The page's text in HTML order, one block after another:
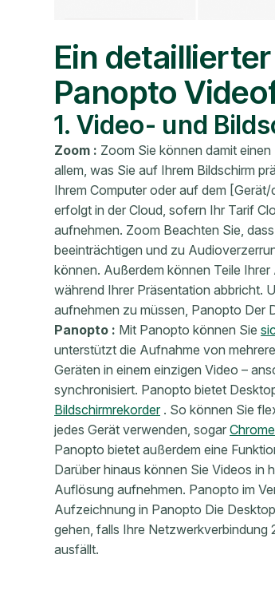
Ein
Panopto
1. Video- und
Zoom : Zoom Sie können damit
allem, was Sie auf Ihrem Bildschirm
Ihrem Computer oder auf dem
erfolgt in der Cloud, sofern Ihr Tarif
aufnehmen. Zoom Beachten Sie,
beeinträchtigen und zu
können. Außerdem können Teile
während Ihrer Präsentation abbricht.
aufnehmen zu müssen, Panopto Der
Panopto : Mit Panopto können Sie
unterstützt die Aufnahme von
Geräten in einem einzigen Video –
synchronisiert. Panopto bietet
Bildschirmrekorder . So können Sie
jedes Gerät verwenden, sogar
Panopto bietet außerdem eine
Darüber hinaus können Sie Videos in
Auflösung aufnehmen. Panopto im
Aufzeichnung in Panopto Die
gehen, falls Ihre Netzwerkverbindung
ausfällt.